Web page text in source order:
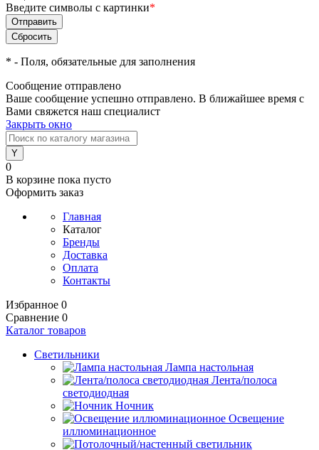
Введите символы с картинки*
* - Поля, обязательные для заполнения
Сообщение отправлено
Ваше сообщение успешно отправлено. В ближайшее время с
Вами свяжется наш специалист
Закрыть окно
0
В корзине пока пусто
Оформить заказ
Главная
Каталог
Бренды
Доставка
Оплата
Контакты
Избранное 0
Сравнение 0
Каталог товаров
Светильники
Лампа настольная
Лента/полоса
светодиодная
Ночник
Освещение
иллюминационное